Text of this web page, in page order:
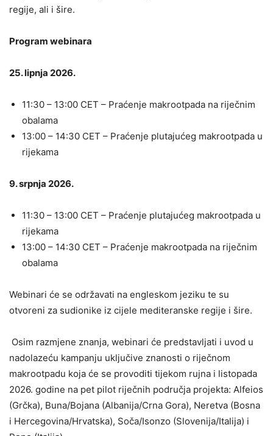
regije, ali i šire.
Program webinara
25. lipnja 2026.
11:30 – 13:00 CET – Praćenje makrootpada na riječnim
obalama
13:00 – 14:30 CET – Praćenje plutajućeg makrootpada u
rijekama
9. srpnja 2026.
11:30 – 13:00 CET – Praćenje plutajućeg makrootpada u
rijekama
13:00 – 14:30 CET – Praćenje makrootpada na riječnim
obalama
Webinari će se održavati na engleskom jeziku te su
otvoreni za sudionike iz cijele mediteranske regije i šire.
Osim razmjene znanja, webinari će predstavljati i uvod u
nadolazeću kampanju uključive znanosti o riječnom
makrootpadu koja će se provoditi tijekom rujna i listopada
2026. godine na pet pilot riječnih područja projekta: Alfeios
(Grčka), Buna/Bojana (Albanija/Crna Gora), Neretva (Bosna
i Hercegovina/Hrvatska), Soča/Isonzo (Slovenija/Italija) i